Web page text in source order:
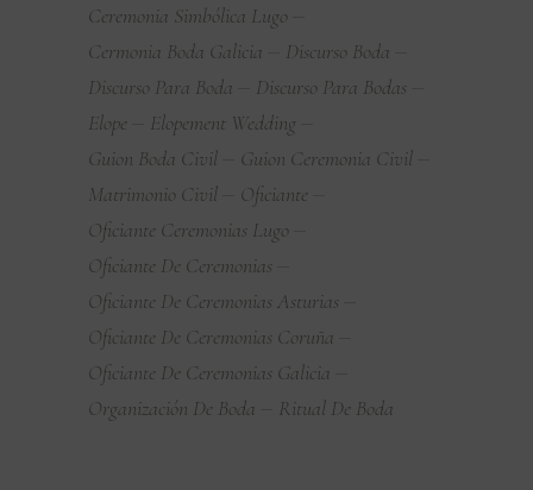
Ceremonia Simbólica Lugo
Cermonia Boda Galicia
Discurso Boda
Discurso Para Boda
Discurso Para Bodas
Elope
Elopement Wedding
Guion Boda Civil
Guion Ceremonia Civil
Matrimonio Civil
Oficiante
Oficiante Ceremonias Lugo
Oficiante De Ceremonias
Oficiante De Ceremonias Asturias
Oficiante De Ceremonias Coruña
Oficiante De Ceremonias Galicia
Organización De Boda
Ritual De Boda